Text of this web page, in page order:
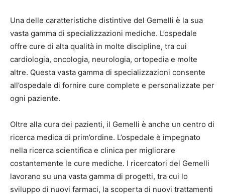
Una delle caratteristiche distintive del Gemelli è la sua
vasta gamma di specializzazioni mediche. L’ospedale
offre cure di alta qualità in molte discipline, tra cui
cardiologia, oncologia, neurologia, ortopedia e molte
altre. Questa vasta gamma di specializzazioni consente
all’ospedale di fornire cure complete e personalizzate per
ogni paziente.
Oltre alla cura dei pazienti, il Gemelli è anche un centro di
ricerca medica di prim’ordine. L’ospedale è impegnato
nella ricerca scientifica e clinica per migliorare
costantemente le cure mediche. I ricercatori del Gemelli
lavorano su una vasta gamma di progetti, tra cui lo
sviluppo di nuovi farmaci, la scoperta di nuovi trattamenti